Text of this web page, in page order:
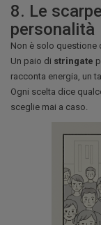
8. Le
personalità
Non è solo questione
Un paio di stringate
racconta energia, un
Ogni scelta dice
sceglie mai a caso.